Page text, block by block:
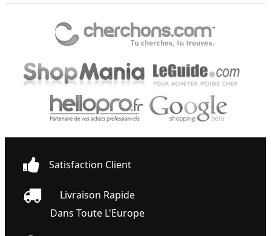
Satisfaction Client
Livraison Rapide
Dans Toute L'Europe